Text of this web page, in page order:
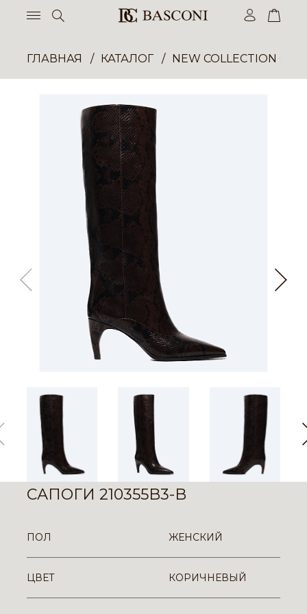
ГЛАВНАЯ КАТАЛОГ NEW COLLECTION
САПОГИ 210355B3-B
ПОЛ ЖЕНСКИЙ
ЦВЕТ КОРИЧНЕВЫЙ